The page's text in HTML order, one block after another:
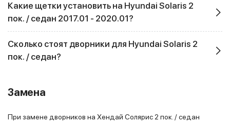
Какие щетки установить на Hyundai Solaris 2
пок. / седан 2017.01 - 2020.01?
Сколько стоят дворники для Hyundai Solaris 2
пок. / седан?
Замена
При замене дворников на Хендай Солярис 2 пок. / седан